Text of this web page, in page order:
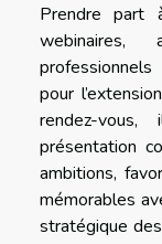
Prendre part
webinaires,
pour
rendez-
présentation
ambitions,
mémorables
stratégique